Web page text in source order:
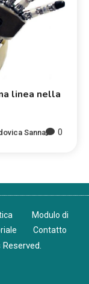
linea nella
Sanna 0
Modulo di
Contatto